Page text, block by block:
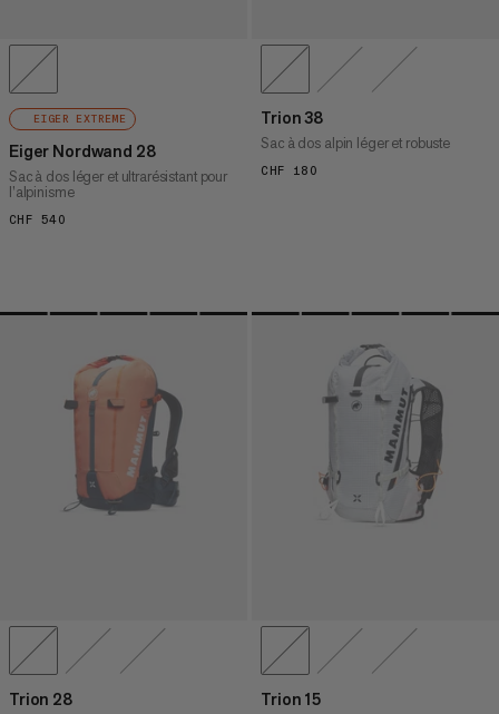
EIGER EXTREME
Eiger Nordwand 28
Sac à dos léger et ultrarésistant pour
l’alpinisme
CHF 540
Trion 38
Sac à dos alpin léger et robuste
CHF 180
Trion 28 Trion 15